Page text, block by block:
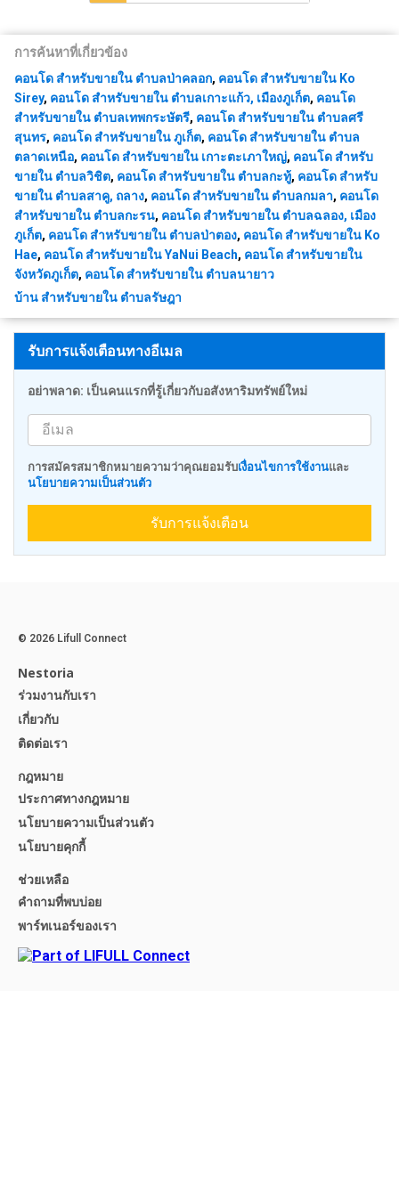
การค้นหาที่เกี่ยวข้อง
คอนโด สำหรับขายใน ตำบลป่าคลอก, คอนโด สำหรับขายใน Ko
Sirey, คอนโด สำหรับขายใน ตำบลเกาะแก้ว, เมืองภูเก็ต, คอนโด
สำหรับขายใน ตำบลเทพกระษัตรี, คอนโด สำหรับขายใน ตำบลศรี
สุนทร, คอนโด สำหรับขายใน ภูเก็ต, คอนโด สำหรับขายใน ตำบล
ตลาดเหนือ, คอนโด สำหรับขายใน เกาะตะเภาใหญ่, คอนโด สำหรับ
ขายใน ตำบลวิชิต, คอนโด สำหรับขายใน ตำบลกะทู้, คอนโด สำหรับ
ขายใน ตำบลสาคู, ถลาง, คอนโด สำหรับขายใน ตำบลกมลา, คอนโด
สำหรับขายใน ตำบลกะรน, คอนโด สำหรับขายใน ตำบลฉลอง, เมือง
ภูเก็ต, คอนโด สำหรับขายใน ตำบลป่าตอง, คอนโด สำหรับขายใน Ko
Hae, คอนโด สำหรับขายใน YaNui Beach, คอนโด สำหรับขายใน
จังหวัดภูเก็ต, คอนโด สำหรับขายใน ตำบลนายาว
บ้าน สำหรับขายใน ตำบลรัษฎา
รับการแจ้งเตือนทางอีเมล
อย่าพลาด: เป็นคนแรกที่รู้เกี่ยวกับอสังหาริมทรัพย์ใหม่
การสมัครสมาชิกหมายความว่าคุณยอมรับเงื่อนไขการใช้งานและ
นโยบายความเป็นส่วนตัว
รับการแจ้งเตือน
© 2026 Lifull Connect
Nestoria
ร่วมงานกับเรา
เกี่ยวกับ
ติดต่อเรา
กฎหมาย
ประกาศทางกฎหมาย
นโยบายความเป็นส่วนตัว
นโยบายคุกกี้
ช่วยเหลือ
คำถามที่พบบ่อย
พาร์ทเนอร์ของเรา